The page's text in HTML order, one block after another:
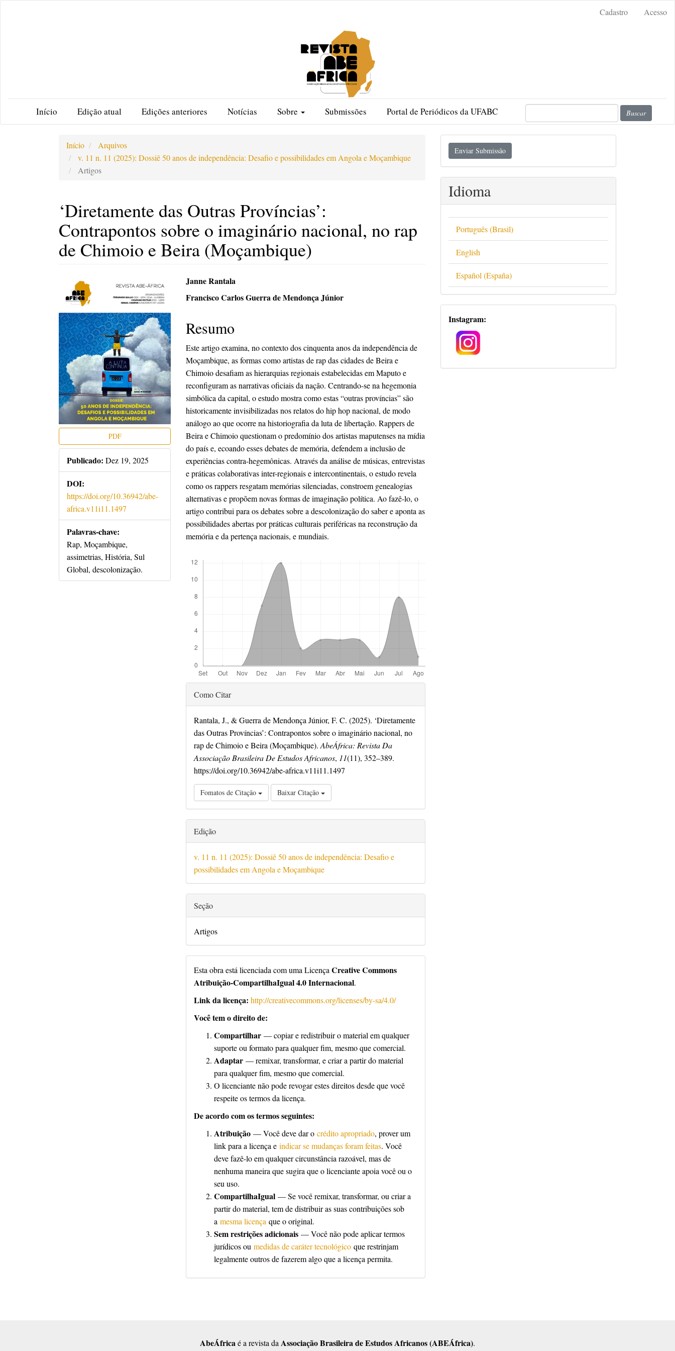
Principal
Cadastro Acesso
Início Edição atual Edições anteriores Notícias Sobre Submissões Portal de Periódicos da UFABC Buscar
Início
Arquivos
v. 11 n. 11 (2025): Dossiê 50 anos de independência: Desafio e possibilidades em Angola e Moçambique
Artigos
‘Diretamente das Outras Províncias’:
Contrapontos sobre o imaginário nacional, no rap
de Chimoio e Beira (Moçambique)
Barra
lateral
de
artigos
PDF
Publicado: Dez 19, 2025
DOI:
https://doi.org/10.36942/abe-
africa.v11i11.1497
Palavras-chave:
Rap, Moçambique,
assimetrias, História, Sul
Global, descolonização.
Conteúdo
do
principal
Janne Rantala
Francisco Carlos Guerra de Mendonça Júnior
Resumo
Este artigo examina, no contexto dos cinquenta anos da independência de
Moçambique, as formas como artistas de rap das cidades de Beira e
Chimoio desafiam as hierarquias regionais estabelecidas em Maputo e
reconfiguram as narrativas oficiais da nação. Centrando-se na hegemonia
simbólica da capital, o estudo mostra como estas “outras províncias” são
historicamente invisibilizadas nos relatos do hip hop nacional, de modo
análogo ao que ocorre na historiografia da luta de libertação. Rappers de
Beira e Chimoio questionam o predomínio dos artistas maputenses na mídia
do país e, ecoando esses debates de memória, defendem a inclusão de
experiências contra-hegemônicas. Através da análise de músicas, entrevistas
e práticas colaborativas inter-regionais e intercontinentais, o estudo revela
como os rappers resgatam memórias silenciadas, constroem genealogias
alternativas e propõem novas formas de imaginação política. Ao fazê-lo, o
artigo contribui para os debates sobre a descolonização do saber e aponta as
possibilidades abertas por práticas culturais periféricas na reconstrução da
memória e da pertença nacionais, e mundiais.
Detalhes
do
artigo
Como Citar
Rantala, J., & Guerra de Mendonça Júnior, F. C. (2025). ‘Diretamente
das Outras Províncias’: Contrapontos sobre o imaginário nacional, no
rap de Chimoio e Beira (Moçambique).AbeÁfrica: Revista Da
Associação Brasileira De Estudos Africanos, 11(11), 352–389.
https://doi.org/10.36942/abe-africa.v11i11.1497
Fomatos de Citação Baixar Citação
Edição
v. 11 n. 11 (2025): Dossiê 50 anos de independência: Desafio e
possibilidades em Angola e Moçambique
Seção
Artigos
Esta obra está licenciada com uma LicençaCreative Commons
Atribuição-CompartilhaIgual 4.0 Internacional.
Link da licença: http://creativecommons.org/licenses/by-sa/4.0/
Você tem o direito de:
Compartilhar — copiar e redistribuir o material em qualquer
suporte ou formato para qualquer fim, mesmo que comercial.
Adaptar — remixar, transformar, e criar a partir do material
para qualquer fim, mesmo que comercial.
O licenciante não pode revogar estes direitos desde que você
respeite os termos da licença.
De acordo com os termos seguintes:
Atribuição — Você deve dar ocrédito apropriado, prover um
link para a licença eindicar se mudanças foram feitas. Você
deve fazê-lo em qualquer circunstância razoável, mas de
nenhuma maneira que sugira que o licenciante apoia você ou o
seu uso.
CompartilhaIgual — Se você remixar, transformar, ou criar a
partir do material, tem de distribuir as suas contribuições sob
amesma licença que o original.
Sem restrições adicionais — Você não pode aplicar termos
jurídicos oumedidas de caráter tecnológico que restrinjam
legalmente outros de fazerem algo que a licença permita.
Enviar
Submissão
Enviar Submissão
Idioma
Português (Brasil)
English
Español (España)
Redes
Sociais
Instagram:
AbeÁfricaé a revista da Associação Brasileira de Estudos Africanos (ABEÁfrica).